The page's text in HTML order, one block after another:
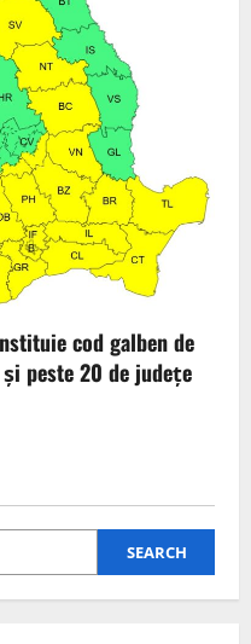
cod galben de
peste 20 de județe
SEARCH